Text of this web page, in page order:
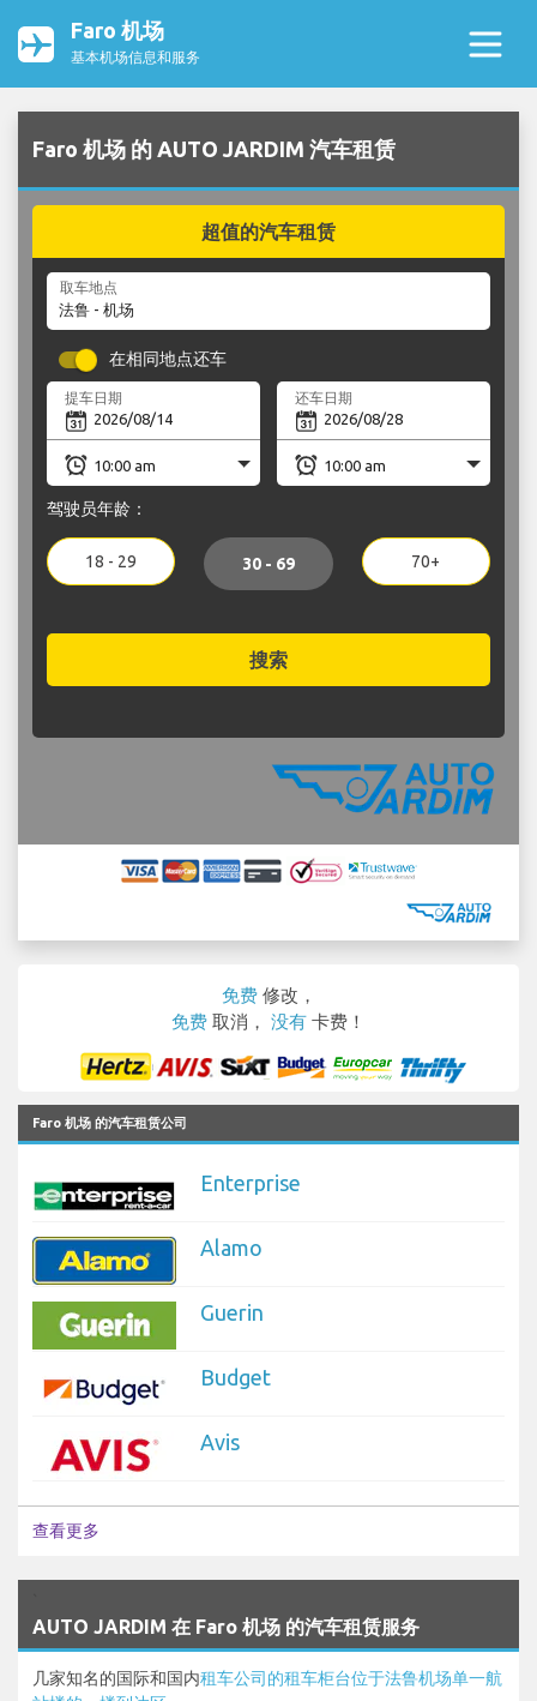
Faro 机场
基本机场信息和服务
Faro 机场 的 AUTO JARDIM 汽车租赁
超值的汽车租赁
取车地点
在相同地点还车
提车日期 还车日期
驾驶员年龄：
18 - 29 30 - 69 70+
搜索
免费 修改，
免费 取消， 没有 卡费！
Faro 机场 的汽车租赁公司
Enterprise
Alamo
Guerin
Budget
Avis
查看更多
AUTO JARDIM 在 Faro 机场 的汽车租赁服务
几家知名的国际和国内租车公司的租车柜台位于法鲁机场单一航